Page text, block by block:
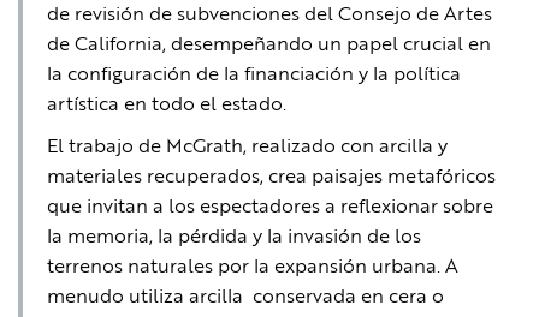
de revisión de subvenciones del Consejo de Artes
de California, desempeñando un papel crucial en
la configuración de la financiación y la política
artística en todo el estado.
El trabajo de McGrath, realizado con arcilla y
materiales recuperados, crea paisajes metafóricos
que invitan a los espectadores a reflexionar sobre
la memoria, la pérdida y la invasión de los
terrenos naturales por la expansión urbana. A
menudo utiliza arcilla conservada en cera o